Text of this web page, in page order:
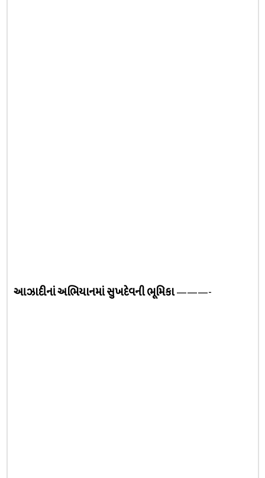
આઝાદીનાં અભિયાનમાં સુખદેવની ભૂમિકા———-